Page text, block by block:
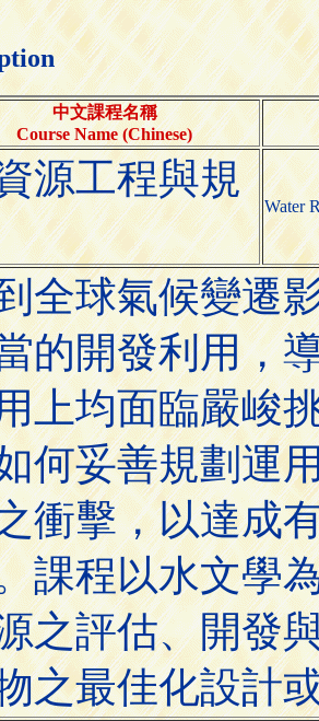
中文課程名稱
Course Name (Chinese)
源工程與規
Water
全球氣候變遷
的開發利用，
上均面臨嚴峻
何妥善規劃運
衝擊，以達成
課程以水文學
之評估、開發
之最佳化設計